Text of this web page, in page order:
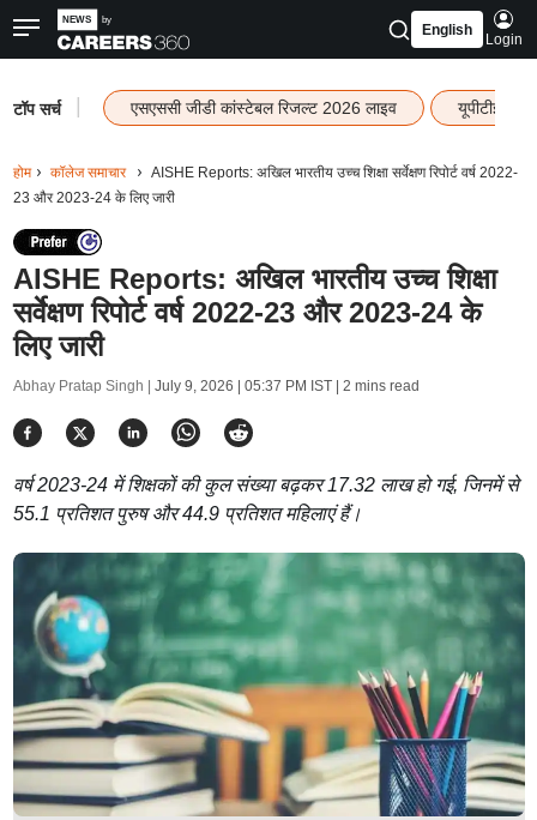
English
Login
टॉप सर्च एसएससी जीडी कांस्टेबल रिजल्ट 2026 लाइव यूपीटीईटी
होम कॉलेज समाचार
AISHE Reports: अखिल भारतीय उच्च शिक्षा सर्वेक्षण रिपोर्ट वर्ष 2022-
23 और 2023-24 के लिए जारी
AISHE Reports: अखिल भारतीय उच्च शिक्षा
सर्वेक्षण रिपोर्ट वर्ष 2022-23 और 2023-24 के
लिए जारी
Abhay Pratap Singh | July 9, 2026 | 05:37 PM IST| 2 mins read
वर्ष 2023-24 में शिक्षकों की कुल संख्या बढ़कर 17.32 लाख हो गई, जिनमें से
55.1 प्रतिशत पुरुष और 44.9 प्रति‍शत महिलाएं हैं।